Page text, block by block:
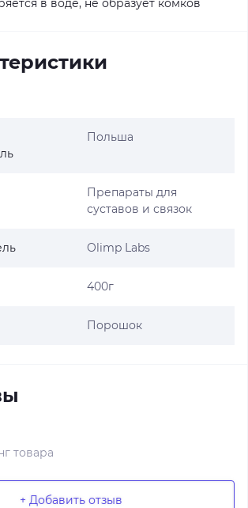
в воде, не образует комков
Польша
Препараты для
суставов и связок
Olimp Labs
400г
Порошок
товара
+ Добавить отзыв